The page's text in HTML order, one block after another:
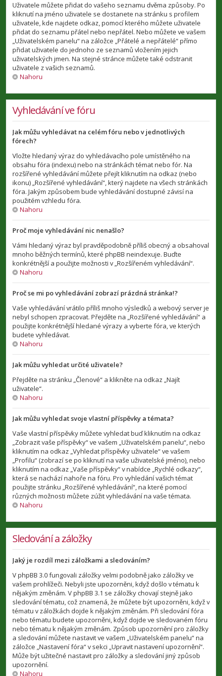
Uživatele můžete přidat do vašeho seznamu dvěma způsoby. Po
kliknutí na jméno uživatele se dostanete na stránku s profilem
uživatele, kde najdete odkaz, pomocí kterého můžete uživatele
přidat do seznamu přátel nebo nepřátel. Nebo můžete ve vašem
„Uživatelském panelu“ na záložce „Přátelé a nepřátelé“ přímo
přidat uživatele do jednoho ze seznamů vložením jejich
uživatelských jmen. Na stejné stránce můžete také odstranit
uživatele z vašich seznamů.
Nahoru
Vyhledávání ve fóru
Jak můžu vyhledávat na celém fóru nebo v jednotlivých
fórech?
Vložte hledaný výraz do vyhledávacího pole umístěného na
obsahu fóra (indexu) nebo na stránkách témat nebo fór. Na
rozšířené vyhledávání můžete přejít kliknutím na odkaz (nebo
ikonu) „Rozšířené vyhledávání“, který najdete na všech stránkách
fóra. Jakým způsobem bude vyhledávání dostupné závisí na
použitém vzhledu fóra.
Nahoru
Proč moje vyhledávání nic nenašlo?
Vámi hledaný výraz byl pravděpodobně příliš obecný a obsahoval
mnoho běžných termínů, které phpBB neindexuje. Buďte
konkrétnější a použijte možnosti v „Rozšířeném vyhledávání“.
Nahoru
Proč se mi po vyhledávání zobrazí prázdná stránka!?
Vaše vyhledávání vrátilo příliš mnoho výsledků a webový server je
nebyl schopen zpracovat. Přejděte na „Rozšířené vyhledávání“ a
použijte konkrétnější hledané výrazy a vyberte fóra, ve kterých
budete vyhledávat.
Nahoru
Jak můžu vyhledat určité uživatele?
Přejděte na stránku „Členové“ a klikněte na odkaz „Najít
uživatele“.
Nahoru
Jak můžu vyhledat svoje vlastní příspěvky a témata?
Vaše vlastní příspěvky můžete vyhledat buď kliknutím na odkaz
„Zobrazit vaše příspěvky“ ve vašem „Uživatelském panelu“, nebo
kliknutím na odkaz „Vyhledat příspěvky uživatele“ ve vašem
„Profilu“ (zobrazí se po kliknutí na vaše uživatelské jméno), nebo
kliknutím na odkaz „Vaše příspěvky“ v nabídce „Rychlé odkazy“,
která se nachází nahoře na fóru. Pro vyhledání vašich témat
použijte stránku „Rozšířené vyhledávání“, na které pomocí
různých možnosti můžete zúžit vyhledávání na vaše témata.
Nahoru
Sledování a záložky
Jaký je rozdíl mezi záložkami a sledováním?
V phpBB 3.0 fungovali záložky velmi podobně jako záložky ve
vašem prohlížeči. Nebyli jste upozorněni, když došlo v tématu k
nějakým změnám. V phpBB 3.1 se záložky chovají stejně jako
sledování tématu, což znamená, že můžete být upozorněni, když v
tématu v záložkách dojde k nějakým změnám. Při sledování fóra
nebo tématu budete upozorněni, když dojde ve sledovaném fóru
nebo tématu k nějakým změnám. Způsob upozornění pro záložky
a sledování můžete nastavit ve vašem „Uživatelském panelu“ na
záložce „Nastavení fóra“ v sekci „Upravit nastavení upozornění“.
Může být užitečné nastavit pro záložky a sledování jiný způsob
upozornění.
Nahoru